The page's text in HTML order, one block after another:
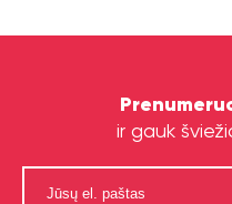
ir gauk